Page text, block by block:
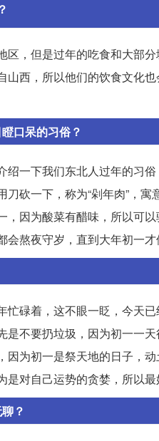
区，但是过年的吃食和大部
山西，所以他们的饮食文化
口呆的习俗？
绍一下我们东北人过年的习
砍一下，称为“剁年肉”，
，因为酸菜有醋味，所以可
熬夜守岁，直到大年初一才
忙碌着，这不眼一眨，今天
不要扔垃圾，因为初一一
因为初一是祭天地的日子，
对自己运势的贪婪，所以最
？